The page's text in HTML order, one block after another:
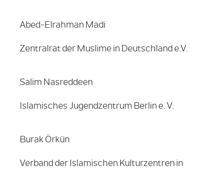
Abed-Elrahman Madi
Zentralrat der Muslime in Deutschland e.V.
Salim Nasreddeen
Islamisches Jugendzentrum Berlin e. V.
Burak Örkün
Verband der Islamischen Kulturzentren in